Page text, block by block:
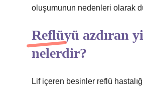
oluşumunun nedenleri olarak
Reflüyü azdıran
nelerdir?
Lif içeren besinler reflü